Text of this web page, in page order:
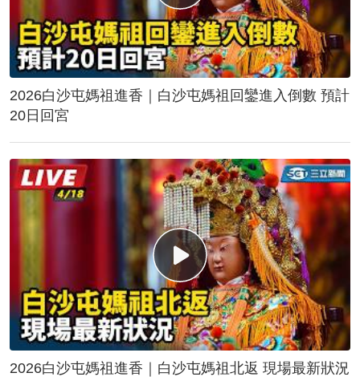
2026白沙屯媽祖進香｜白沙屯媽祖回鑾進入倒數 預計
20日回宮
2026白沙屯媽祖進香｜白沙屯媽祖北返 現場最新狀況